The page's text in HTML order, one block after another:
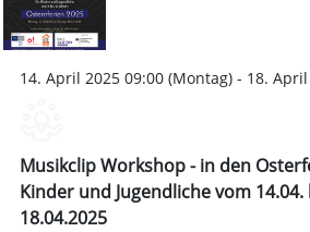
14. April 2025 09:00 (Montag) - 18.
Musikclip Workshop - in den
Kinder und Jugendliche vom 14.04.
18.04.2025